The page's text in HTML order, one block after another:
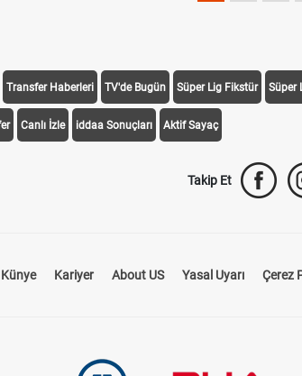
Transfer Haberleri TV'de Bugün Süper Lig Fikstür Süper
Canlı İzle iddaa Sonuçları Aktif Sayaç
Takip Et
Künye Kariyer About US Yasal Uyarı Çerez